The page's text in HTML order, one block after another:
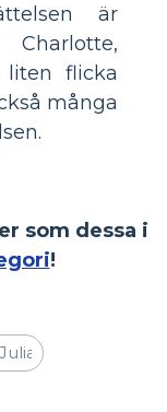
är
flicka
många
som dessa i
!